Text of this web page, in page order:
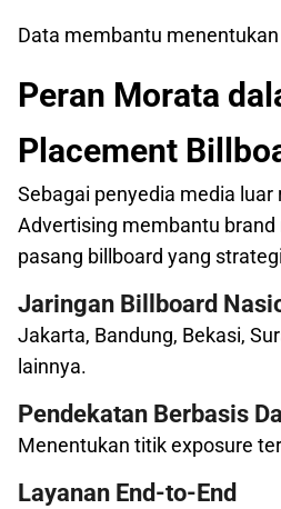
Data membantu
Peran Morata
Placement
Sebagai penyedia media luar
Advertising membantu
pasang billboard yang
Jaringan Billboard
Jakarta, Bandung, Bekasi,
lainnya.
Pendekatan Berbasis
Menentukan titik exposure
Layanan End-to-End